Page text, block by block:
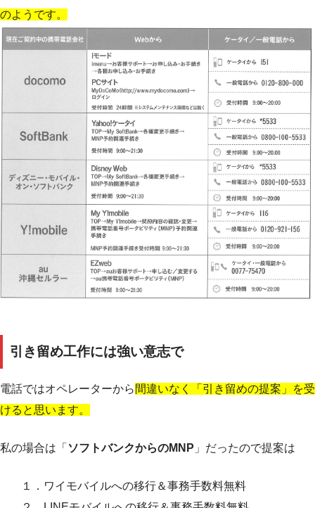
のようです。
引き留め工作には強い意志で
電話ではオペレーターから 間違いなく「引き留めの提案」を受
けると思います。
私の場合は「 ソフトバンクからのMNP 」だったので提案は
１．ワイモバイルへの移行＆事務手数料無料